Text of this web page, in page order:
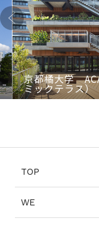
Previo
us
京都橘大学
ミックテラス）
TOP
WE